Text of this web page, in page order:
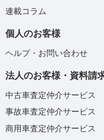
連載コラム
個人のお客様
ヘルプ・お問い合わせ
法人のお客様・資料請
中古車査定仲介サービス
事故車査定仲介サービス
商用車査定仲介サービス